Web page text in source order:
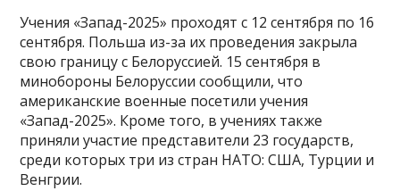
Учения «Запад-2025» проходят с 12 сентября по 16
сентября. Польша из-за их проведения закрыла
свою границу с Белоруссией. 15 сентября в
минобороны Белоруссии сообщили, что
американские военные посетили учения
«Запад-2025». Кроме того, в учениях также
приняли участие представители 23 государств,
среди которых три из стран НАТО: США, Турции и
Венгрии.